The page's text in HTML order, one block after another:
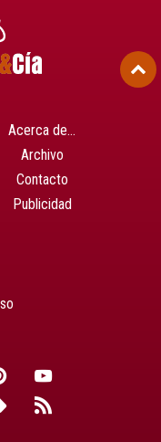
Acerca de…
Archivo
Contacto
Publicidad